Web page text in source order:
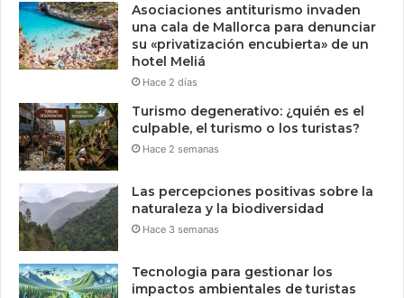
Asociaciones antiturismo invaden
una cala de Mallorca para denunciar
su «privatización encubierta» de un
hotel Meliá
Hace 2 días
Turismo degenerativo: ¿quién es el
culpable, el turismo o los turistas?
Hace 2 semanas
Las percepciones positivas sobre la
naturaleza y la biodiversidad
Hace 3 semanas
Tecnologia para gestionar los
impactos ambientales de turistas